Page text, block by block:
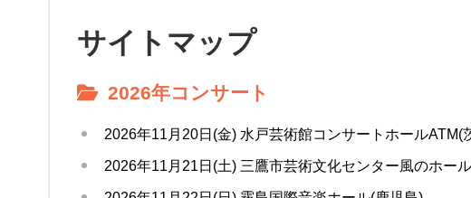
サイトマップ
2026年コンサート
2026年11月20日(金) 水戸芸術館コンサートホールATM(
2026年11月21日(土) 三鷹市芸術文化センター風のホー